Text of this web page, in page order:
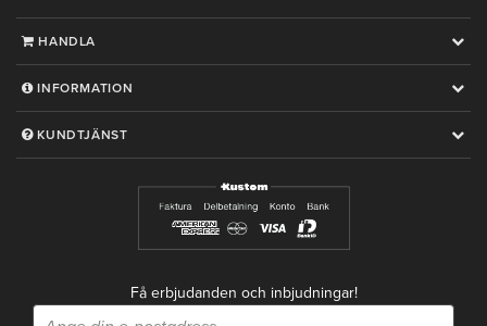
HANDLA
INFORMATION
KUNDTJÄNST
Få erbjudanden och inbjudningar!